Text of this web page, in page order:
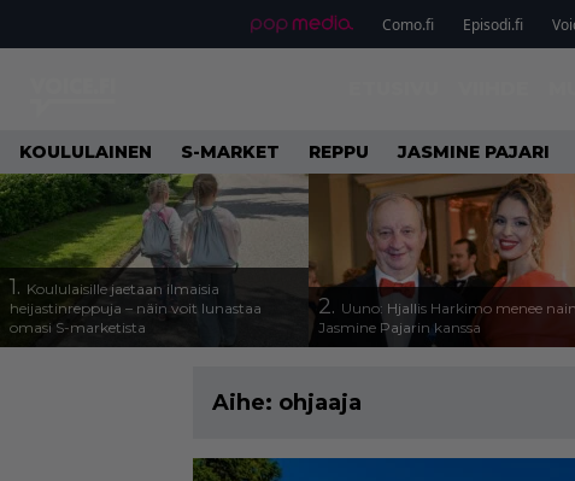
Como.fi Episodi.fi
KOULULAINEN S-MARKET REPPU JASMINE PAJARI
1. Koululaisille jaetaan ilmaisia
heijastinreppuja – näin voit lunastaa
omasi S-marketista
2. Uuno: Hjallis Harkimo menee
Jasmine Pajarin kanssa
Aihe: ohjaaja